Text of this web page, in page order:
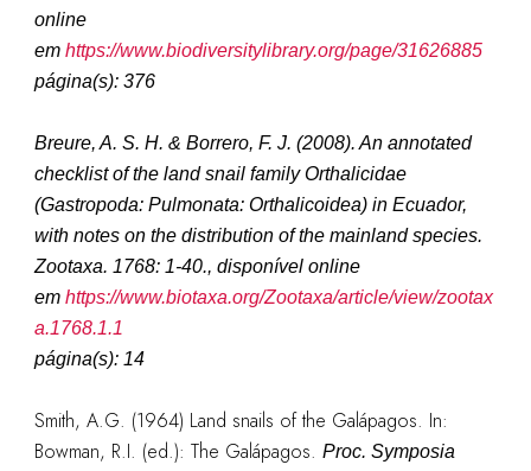
online
em https://www.biodiversitylibrary.org/page/31626885
página(s): 376
Breure, A. S. H. & Borrero, F. J. (2008). An annotated
checklist of the land snail family Orthalicidae
(Gastropoda: Pulmonata: Orthalicoidea) in Ecuador,
with notes on the distribution of the mainland species.
Zootaxa. 1768: 1-40., disponível online
em https://www.biotaxa.org/Zootaxa/article/view/zootax
a.1768.1.1
página(s): 14
Smith, A.G. (1964) Land snails of the Galápagos. In:
Bowman, R.I. (ed.): The Galápagos. Proc. Symposia